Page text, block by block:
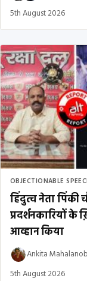
5th August 2026
OBJECTIONABLE
हिंदुत्व नेता पिंकी
प्रदर्शनकारियों
आव्हान किया
Ankita
5th August 2026